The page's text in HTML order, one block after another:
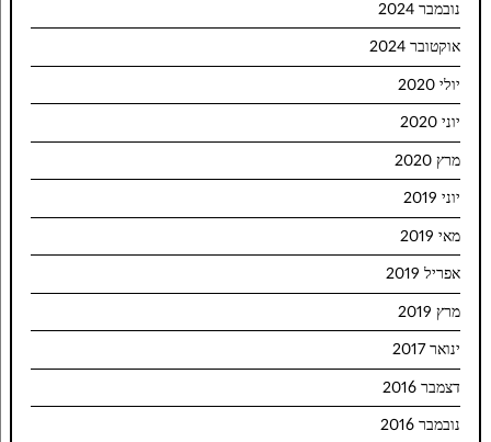
נובמבר 2024
אוקטובר 2024
יולי 2020
יוני 2020
מרץ 2020
יוני 2019
מאי 2019
אפריל 2019
מרץ 2019
ינואר 2017
דצמבר 2016
נובמבר 2016